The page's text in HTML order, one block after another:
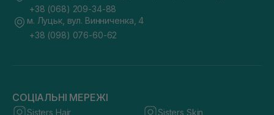
+38 (068) 209-34-88
м. Луцьк, вул. Винниченка, 4
+38 (098) 076-60-62
СОЦІАЛЬНІ МЕРЕЖІ
Sisters Hair Sisters Skin